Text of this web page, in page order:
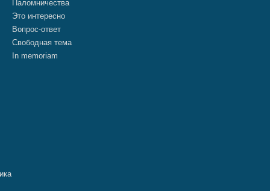
Паломничества
Это интересно
Вопрос-ответ
Свободная тема
In memoriam